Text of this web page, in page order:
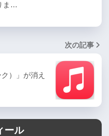
ま…
次の記事
）」が消え
ール